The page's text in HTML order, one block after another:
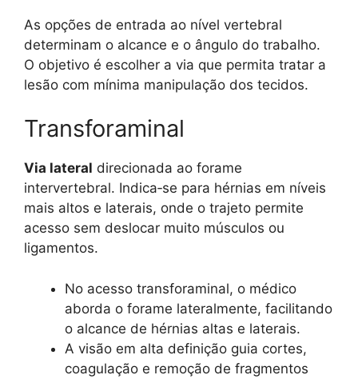
As opções de entrada ao nível vertebral
determinam o alcance e o ângulo do trabalho.
O objetivo é escolher a via que permita tratar a
lesão com mínima manipulação dos tecidos.
Transforaminal
Via lateral direcionada ao forame
intervertebral. Indica‑se para hérnias em níveis
mais altos e laterais, onde o trajeto permite
acesso sem deslocar muito músculos ou
ligamentos.
No acesso transforaminal, o médico
aborda o forame lateralmente, facilitando
o alcance de hérnias altas e laterais.
A visão em alta definição guia cortes,
coagulação e remoção de fragmentos